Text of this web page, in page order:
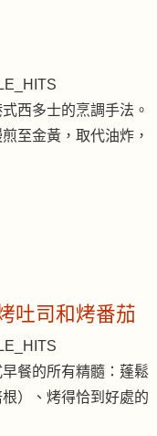
西多士的烹調手法。
至金黃，取代油炸，
吐司和烤番茄
餐的所有精髓：蓬鬆
）、烤得恰到好處的